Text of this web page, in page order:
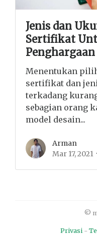
Jenis dan
Sertifikat
Penghargaan
Menentukan
sertifikat dan
terkadang
sebagian orang
model desain...
Arman
Mar 17, 2021
©
Privasi -